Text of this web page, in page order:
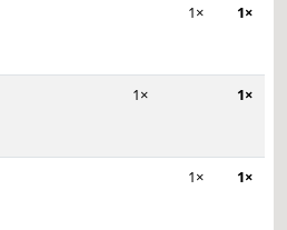
1× 1×
1× 1×
1× 1×